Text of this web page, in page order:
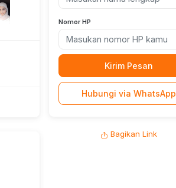
Nomor HP
Kirim Pesan
Hubungi via WhatsApp
Bagikan Link